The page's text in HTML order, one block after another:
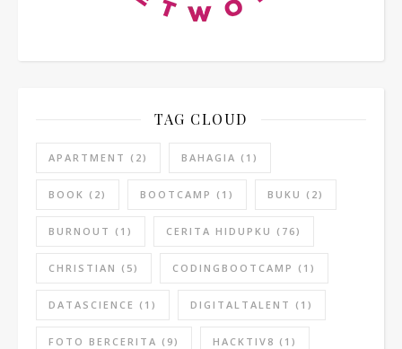
TAG CLOUD
APARTMENT (2) BAHAGIA (1)
BOOK (2) BOOTCAMP (1) BUKU (2)
BURNOUT (1) CERITA HIDUPKU (76)
CHRISTIAN (5) CODINGBOOTCAMP (1)
DATASCIENCE (1) DIGITALTALENT (1)
FOTO BERCERITA (9) HACKTIV8 (1)